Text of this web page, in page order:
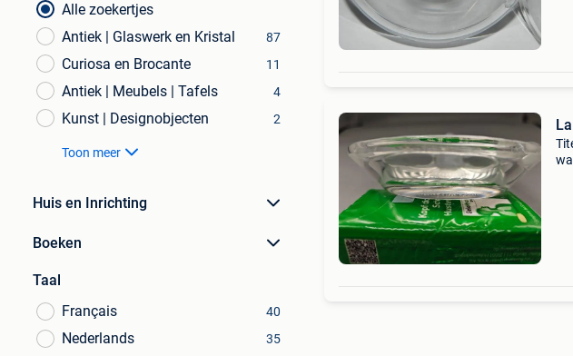
Alle zoekertjes
Antiek | Glaswerk en Kristal
87
Curiosa en Brocante 11
Antiek | Meubels | Tafels 4
Kunst | Designobjecten 2
Toon meer
Huis en Inrichting
Boeken
Taal
Français
40
Nederlands 35